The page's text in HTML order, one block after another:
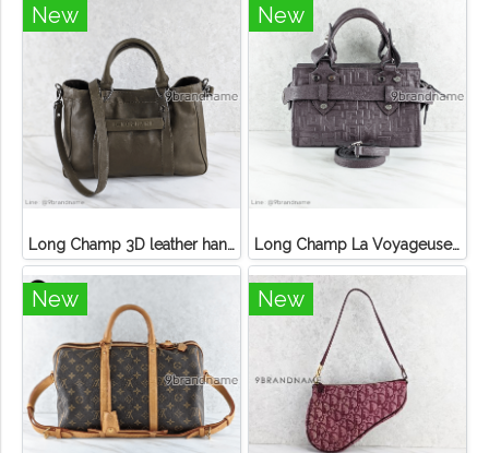
New
Long Champ 3D leather handbag
New
Long Champ La Voyageuse Bag Leather
New New